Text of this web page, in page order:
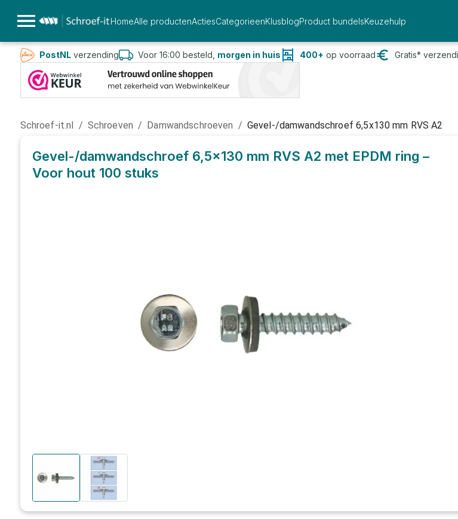
HomeAlle productenActiesCategorieenKlusblogProduct bundelsKeuzehulp
PostNLverzending Voor 16:00 besteld, morgen in huis 400+ op voorraad Gratis*
Schroef-it.nl / Schroeven / Damwandschroeven / Gevel-/damwandschroef 6,5x130 mm RVS A2
Gevel-/damwandschroef 6,5x130 mm RVS A2 met EPDM ring –
Voor hout 100 stuks